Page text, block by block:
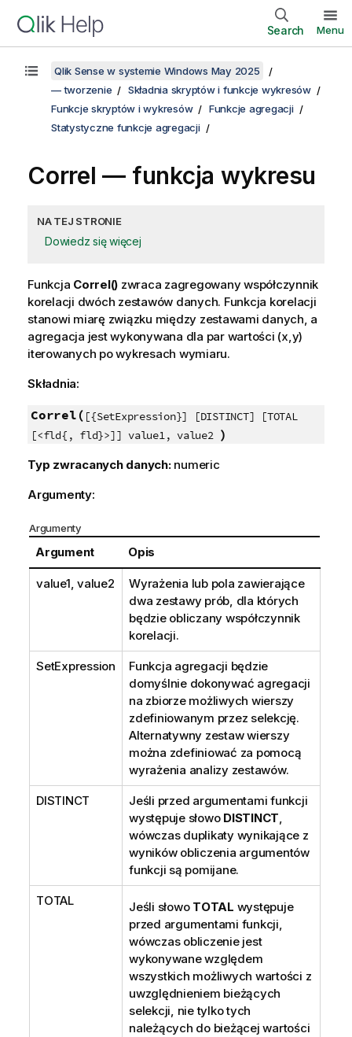
Search Menu
Qlik Sense w systemie Windows May 2025
— tworzenie
Składnia skryptów i funkcje wykresów
Funkcje skryptów i wykresów
Funkcje agregacji
Statystyczne funkcje agregacji
Correl — funkcja wykresu
NA TEJ STRONIE
Dowiedz się więcej
Funkcja Correl() zwraca zagregowany współczynnik
korelacji dwóch zestawów danych. Funkcja korelacji
stanowi miarę związku między zestawami danych, a
agregacja jest wykonywana dla par wartości (x,y)
iterowanych po wykresach wymiaru.
Składnia:
Correl( [{SetExpression}] [DISTINCT] [TOTAL
[<fld{, fld}>]] value1, value2 )
Typ zwracanych danych: numeric
Argumenty:
Argumenty
Argument Opis
value1, value2
Wyrażenia lub pola zawierające
dwa zestawy prób, dla których
będzie obliczany współczynnik
korelacji.
SetExpression
Funkcja agregacji będzie
domyślnie dokonywać agregacji
na zbiorze możliwych wierszy
zdefiniowanym przez selekcję.
Alternatywny zestaw wierszy
można zdefiniować za pomocą
wyrażenia analizy zestawów.
DISTINCT
Jeśli przed argumentami funkcji
występuje słowo DISTINCT,
wówczas duplikaty wynikające z
wyników obliczenia argumentów
funkcji są pomijane.
TOTAL Jeśli słowo TOTAL występuje
przed argumentami funkcji,
wówczas obliczenie jest
wykonywane względem
wszystkich możliwych wartości z
uwzględnieniem bieżących
selekcji, nie tylko tych
należących do bieżącej wartości